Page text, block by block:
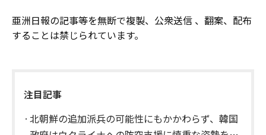
亜洲日報の記事等を無断で複製、公衆送信 、翻案、配布
することは禁じられています。
注目記事
北朝鮮の追加派兵の可能性にもかかわらず、韓国